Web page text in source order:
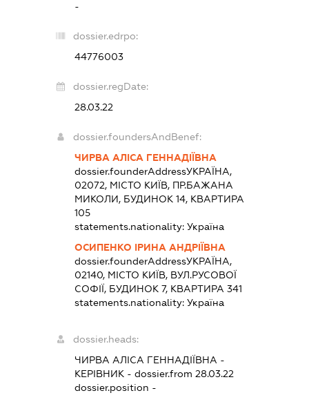
-
dossier.edrpo:
44776003
dossier.regDate:
28.03.22
dossier.foundersAndBenef:
ЧИРВА АЛІСА ГЕННАДІЇВНА
dossier.founderAddressУКРАЇНА,
02072, МІСТО КИЇВ, ПР.БАЖАНА
МИКОЛИ, БУДИНОК 14, КВАРТИРА
105
statements.nationality: Україна
ОСИПЕНКО ІРИНА АНДРІЇВНА
dossier.founderAddressУКРАЇНА,
02140, МІСТО КИЇВ, ВУЛ.РУСОВОЇ
СОФІЇ, БУДИНОК 7, КВАРТИРА 341
statements.nationality: Україна
dossier.heads:
ЧИРВА АЛІСА ГЕННАДІЇВНА -
КЕРІВНИК- dossier.from 28.03.22
dossier.position -